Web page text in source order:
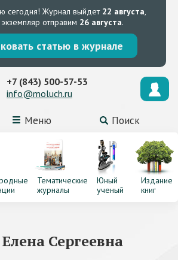
сегодня! Журнал выйдет 22 августа,
отправим 26 августа.
статью в журнале
Меню Поиск
+7 (843) 500-57-53
info@moluch.ru
Тематические
журналы
Юный
ученый
Издание
книг
Сергеевна